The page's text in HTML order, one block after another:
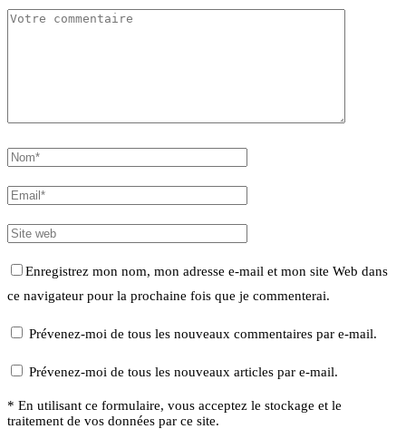
Enregistrez mon nom, mon adresse e-mail et mon site Web dans
ce navigateur pour la prochaine fois que je commenterai.
Prévenez-moi de tous les nouveaux commentaires par e-mail.
Prévenez-moi de tous les nouveaux articles par e-mail.
* En utilisant ce formulaire, vous acceptez le stockage et le
traitement de vos données par ce site.